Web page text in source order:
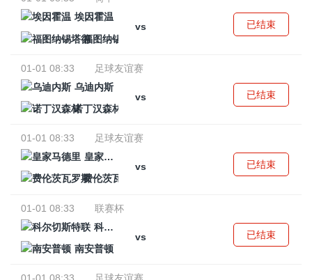
埃因霍温
vs
福图纳锡塔德
已结束
01-01 08:33
足球友谊赛
乌迪内斯
vs
诺丁汉森林
已结束
01-01 08:33
足球友谊赛
皇家马德里
vs
费伦茨瓦罗斯
已结束
01-01 08:33
联赛杯
科尔切斯特联
vs
南安普顿
已结束